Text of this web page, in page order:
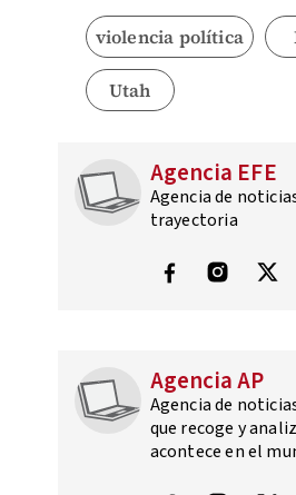
violencia política
Utah
Agencia EFE
Agencia de
trayectoria
Agencia AP
Agencia de
que recoge y
acontece en el